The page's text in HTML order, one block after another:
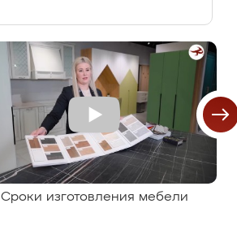
Сроки изготовления мебели